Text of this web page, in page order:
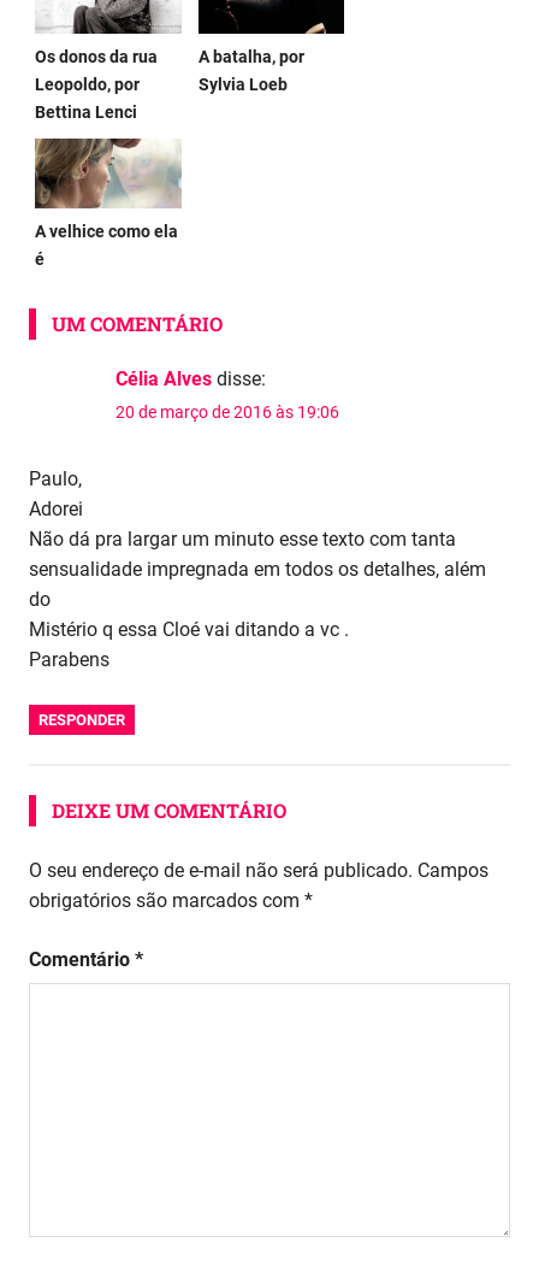
Os donos da rua
Leopoldo, por
Bettina Lenci
A batalha, por
Sylvia Loeb
A velhice como ela
é
UM COMENTÁRIO
Célia Alves disse:
20 de março de 2016 às 19:06
Paulo,
Adorei
Não dá pra largar um minuto esse texto com tanta
sensualidade impregnada em todos os detalhes, além
do
Mistério q essa Cloé vai ditando a vc .
Parabens
RESPONDER
DEIXE UM COMENTÁRIO
O seu endereço de e-mail não será publicado. Campos
obrigatórios são marcados com *
Comentário *